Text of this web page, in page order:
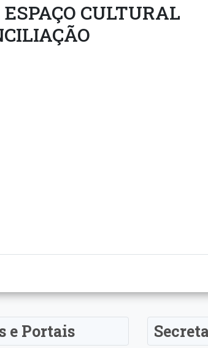
CULTURAL
e Portais